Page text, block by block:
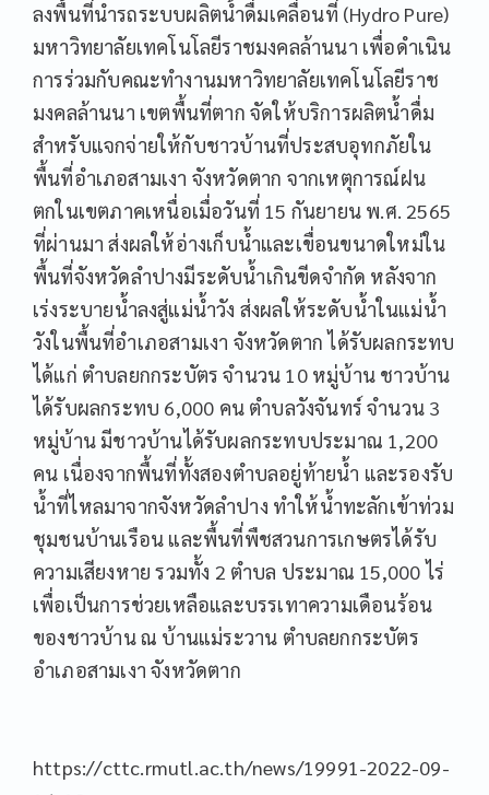
ลงพื้นที่นำรถระบบผลิตน้ำดื่มเคลื่อนที่ (Hydro Pure)
มหาวิทยาลัยเทคโนโลยีราชมงคลล้านนา เพื่อดำเนิน
การร่วมกับคณะทำงานมหาวิทยาลัยเทคโนโลยีราช
มงคลล้านนา เขตพื้นที่ตาก จัดให้บริการผลิตน้ำดื่ม
สำหรับแจกจ่ายให้กับชาวบ้านที่ประสบอุทกภัยใน
พื้นที่อำเภอสามเงา จังหวัดตาก จากเหตุการณ์ฝน
ตกในเขตภาคเหนื่อเมื่อวันที่ 15 กันยายน พ.ศ. 2565
ที่ผ่านมา ส่งผลให้อ่างเก็บน้ำและเขื่อนขนาดใหม่ใน
พื้นที่จังหวัดลำปางมีระดับน้ำเกินขีดจำกัด หลังจาก
เร่งระบายน้ำลงสู่แม่น้ำวัง ส่งผลให้ระดับน้ำในแม่น้ำ
วังในพื้นที่อำเภอสามเงา จังหวัดตาก ได้รับผลกระทบ
ได้แก่ ตำบลยกกระบัตร จำนวน 10 หมู่บ้าน ชาวบ้าน
ได้รับผลกระทบ 6,000 คน ตำบลวังจันทร์ จำนวน 3
หมู่บ้าน มีชาวบ้านได้รับผลกระทบประมาณ 1,200
คน เนื่องจากพื้นที่ทั้งสองตำบลอยู่ท้ายน้ำ และรองรับ
น้ำที่ไหลมาจากจังหวัดลำปาง ทำให้น้ำทะลักเข้าท่วม
ชุมชนบ้านเรือน และพื้นที่พืชสวนการเกษตรได้รับ
ความเสียงหาย รวมทั้ง 2 ตำบล ประมาณ 15,000 ไร่
เพื่อเป็นการช่วยเหลือและบรรเทาความเดือนร้อน
ของชาวบ้าน ณ บ้านแม่ระวาน ตำบลยกกระบัตร
อำเภอสามเงา จังหวัดตาก
https://cttc.rmutl.ac.th/news/19991-2022-09-